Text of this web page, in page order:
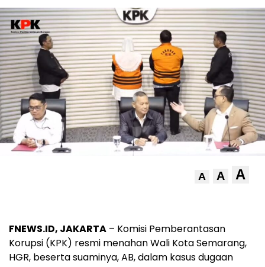
A A A
FNEWS.ID, JAKARTA – Komisi Pemberantasan
Korupsi (KPK) resmi menahan Wali Kota Semarang,
HGR, beserta suaminya, AB, dalam kasus dugaan